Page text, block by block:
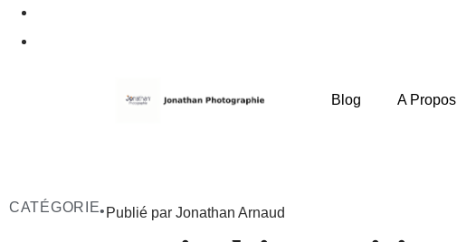
Blog A Propos
CATÉGORIE• Publié par Jonathan Arnaud